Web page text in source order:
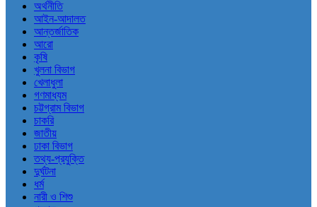
অর্থনীতি
আইন-আদালত
আন্তর্জাতিক
আরো
কৃষি
খুলনা বিভাগ
খেলাধুলা
গণমাধ্যম
চট্টগ্রাম বিভাগ
চাকরি
জাতীয়
ঢাকা বিভাগ
তথ্য-প্রযুক্তি
দুর্ঘটনা
ধর্ম
নারী ও শিশু